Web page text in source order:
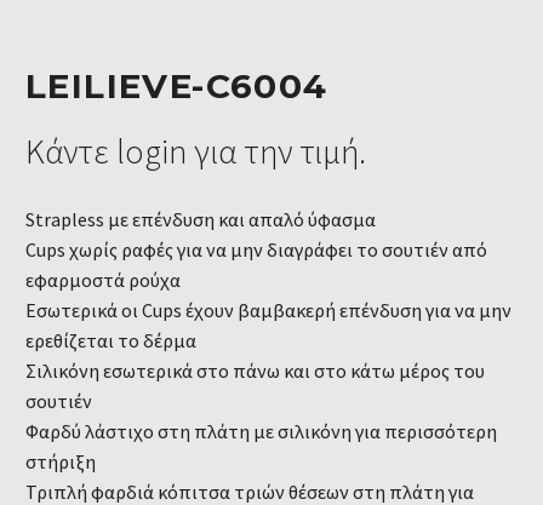
LEILIEVE-C6004
Κάντε login για την τιμή.
Strapless με επένδυση και απαλό ύφασμα
Cups χωρίς ραφές για να μην διαγράφει το σουτιέν από
εφαρμοστά ρούχα
Εσωτερικά οι Cups έχουν βαμβακερή επένδυση για να μην
ερεθίζεται το δέρμα
Σιλικόνη εσωτερικά στο πάνω και στο κάτω μέρος του
σουτιέν
Φαρδύ λάστιχο στη πλάτη με σιλικόνη για περισσότερη
στήριξη
Τριπλή φαρδιά κόπιτσα τριών θέσεων στη πλάτη για